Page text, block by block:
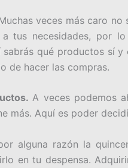
veces más caro
tus necesidades, por
sabrás qué productos sí
de hacer las compras.
A veces podemos
más. Aquí es poder
alguna razón la
en tu despensa.